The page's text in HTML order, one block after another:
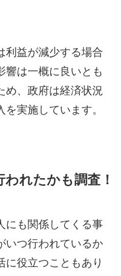
利益が減少する場合
響は一概に良いとも
め、政府は経済状況
実施しています。
れたかも調査！
にも関係してくる事
いつ行われているか
に役立つこともあり